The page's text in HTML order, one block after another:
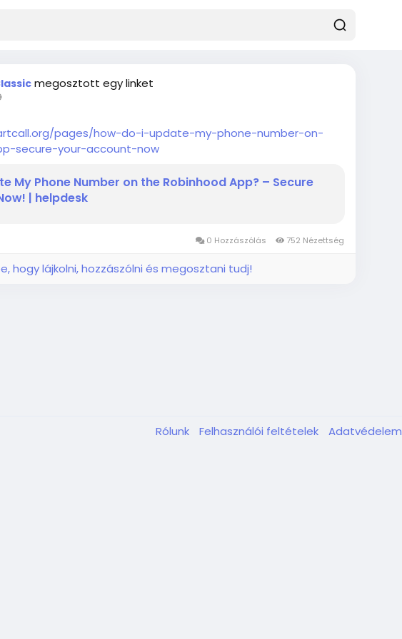
megosztott egy linket
pages/how-do-i-update-my-phone-number-on-
secure-your-account-now
My Phone Number on the Robinhood App? – Secure
| helpdesk
0 Hozzászólás 752 Nézettség
hogy lájkolni, hozzászólni és megosztani tudj!
Rólunk Felhasználói feltételek Adatvédelem